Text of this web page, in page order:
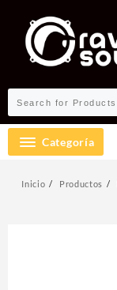
contenido
Categoría
Inicio Productos